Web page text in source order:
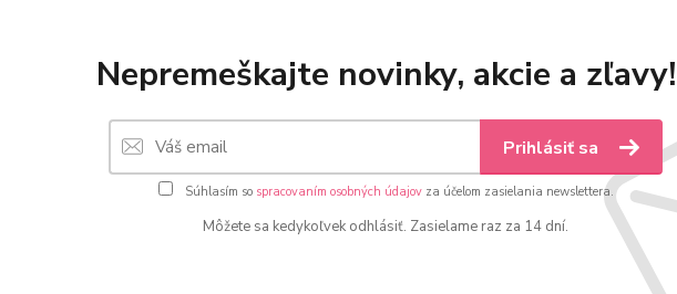
Nepremeškajte novinky, akcie a zľavy!
Prihlásiť sa
Súhlasím so spracovaním osobných údajovza účelom zasielania newslettera.
Môžete sa kedykoľvek odhlásiť. Zasielame raz za 14 dní.